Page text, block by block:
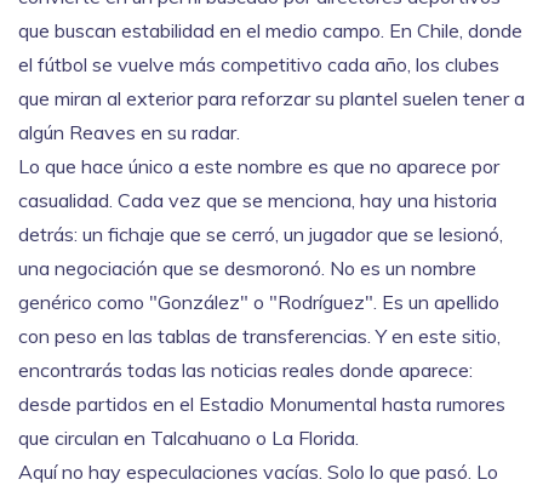
que buscan estabilidad en el medio campo. En Chile, donde
el fútbol se vuelve más competitivo cada año, los clubes
que miran al exterior para reforzar su plantel suelen tener a
algún Reaves en su radar.
Lo que hace único a este nombre es que no aparece por
casualidad. Cada vez que se menciona, hay una historia
detrás: un fichaje que se cerró, un jugador que se lesionó,
una negociación que se desmoronó. No es un nombre
genérico como "González" o "Rodríguez". Es un apellido
con peso en las tablas de transferencias. Y en este sitio,
encontrarás todas las noticias reales donde aparece:
desde partidos en el Estadio Monumental hasta rumores
que circulan en Talcahuano o La Florida.
Aquí no hay especulaciones vacías. Solo lo que pasó. Lo